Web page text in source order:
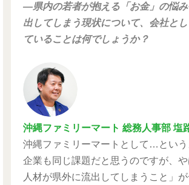
―県内の若者が抱える「お金」の悩
出してしまう現状について、会社と
ていることは何でしょうか？
沖縄ファミリーマート 総務人事部 塩
沖縄ファミリーマートとして…とい
企業も同じ課題だと思うのですが、
人材が県外に流出してしまうこと」